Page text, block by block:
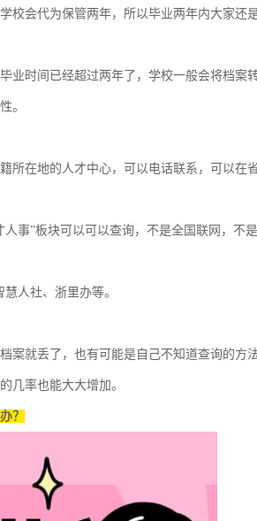
校会代为保管两年，所以毕业两年内大家
业时间已经超过两年了，学校一般会将档
。
所在地的人才中心，可以电话联系，可以在省
事”板块可以可以查询，不是全国联网，不
人社、浙里办等。
案就丢了，也有可能是自己不知道查询的
几率也能大大增加。
？